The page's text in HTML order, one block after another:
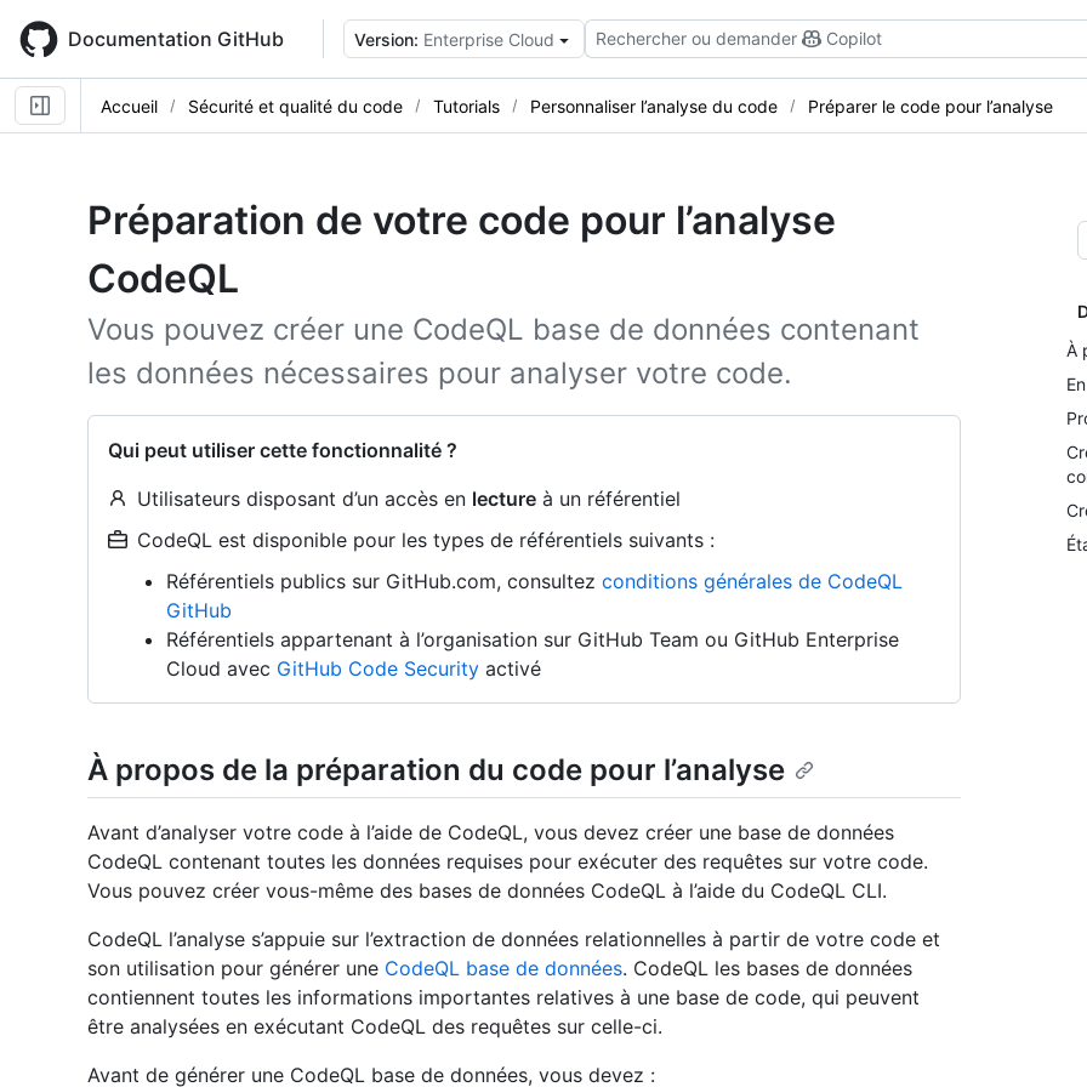
main
content
Documentation GitHub Version: Enterprise Cloud Rechercher ou demander Copilot
Accueil Sécurité et qualité du code Tutorials Personnaliser l’analyse du code Préparer le code pour l’analyse
Préparation de votre code pour l’analyse
CodeQL
Vous pouvez créer une CodeQL base de données contenant
les données nécessaires pour analyser votre code.
Qui peut utiliser cette fonctionnalité ?
Utilisateurs disposant d’un accès en lecture à un référentiel
CodeQL est disponible pour les types de référentiels suivants :
Référentiels publics sur GitHub.com, consultez conditions générales de CodeQL
GitHub
Référentiels appartenant à l’organisation sur GitHub Team ou GitHub Enterprise
Cloud avec GitHub Code Security activé
À
À propos de la préparation du code pour l’analyse
Avant d’analyser votre code à l’aide de CodeQL, vous devez créer une base de données
CodeQL contenant toutes les données requises pour exécuter des requêtes sur votre code.
Vous pouvez créer vous-même des bases de données CodeQL à l’aide du CodeQL CLI.
CodeQL l’analyse s’appuie sur l’extraction de données relationnelles à partir de votre code et
son utilisation pour générer une CodeQL base de données. CodeQL les bases de données
contiennent toutes les informations importantes relatives à une base de code, qui peuvent
être analysées en exécutant CodeQL des requêtes sur celle-ci.
Avant de générer une CodeQL base de données, vous devez :